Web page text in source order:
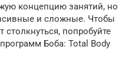
концепцию занятий, но
и сложные. Чтобы
столкнуться, попробуйте
Боба: Total Body